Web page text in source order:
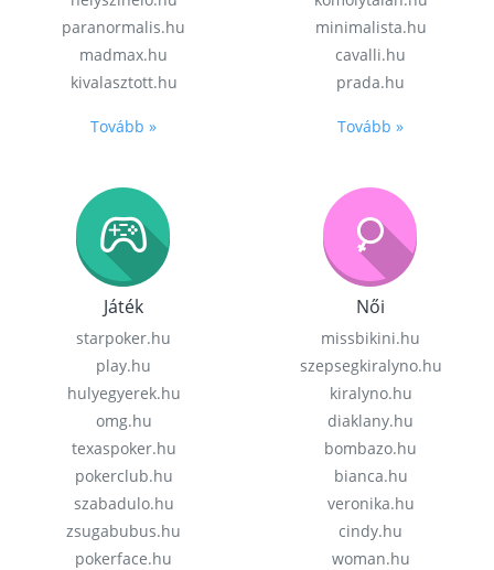
paranormalis.hu
madmax.hu
kivalasztott.hu
Tovább »
minimalista.hu
cavalli.hu
prada.hu
Tovább »
Játék
starpoker.hu
play.hu
hulyegyerek.hu
omg.hu
texaspoker.hu
pokerclub.hu
szabadulo.hu
zsugabubus.hu
pokerface.hu
Női
missbikini.hu
szepsegkiralyno.hu
kiralyno.hu
diaklany.hu
bombazo.hu
bianca.hu
veronika.hu
cindy.hu
woman.hu